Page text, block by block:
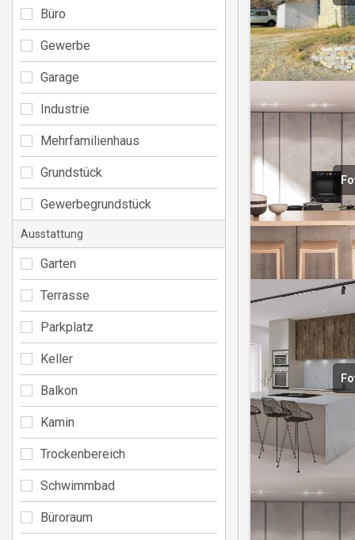
Büro
Gewerbe
Garage
Industrie
Mehrfamilienhaus
Grundstück
Gewerbegrundstück
Ausstattung
Garten
Terrasse
Parkplatz
Keller
Balkon
Kamin
Trockenbereich
Schwimmbad
Büroraum